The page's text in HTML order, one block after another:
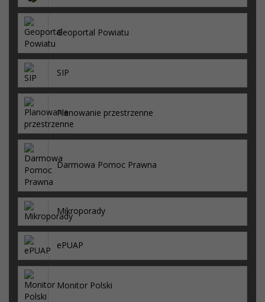
Geoportal Powiatu
SIP
Planowanie przestrzenne
Darmowa Pomoc Prawna
Mikroporady
ePUAP
Monitor Polski